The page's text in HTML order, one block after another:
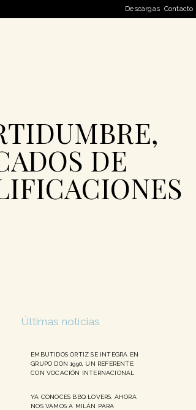
Descargas Contacto
DE
Últimas noticias
EMBUTIDOS ORTIZ SE INTEGRA EN
GRUPO DON 1990, UN REFERENTE
CON VOCACIÓN INTERNACIONAL
YA CONOCES BBQ LOVERS. AHORA
NOS VAMOS A MILÁN PARA